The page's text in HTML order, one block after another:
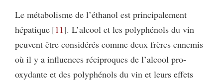
Le métabolisme de l’éthanol est principalement
hépatique 11 . L’alcool et les polyphénols du vin
peuvent être considérés comme deux frères ennemis
où il y a influences réciproques de l’alcool pro-
oxydante et des polyphénols du vin et leurs effets